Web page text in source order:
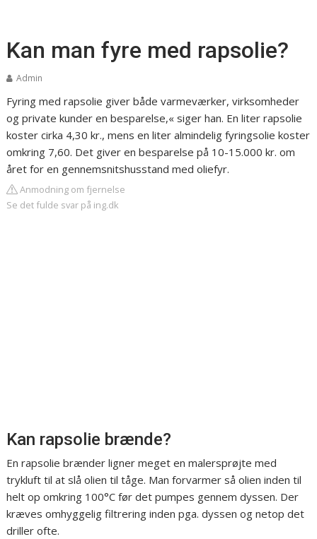
Kan man fyre med rapsolie?
Admin
Fyring med rapsolie giver både varmeværker, virksomheder
og private kunder en besparelse,« siger han. En liter rapsolie
koster cirka 4,30 kr., mens en liter almindelig fyringsolie koster
omkring 7,60. Det giver en besparelse på 10-15.000 kr. om
året for en gennemsnitshusstand med oliefyr.
Anmodning om fjernelse
Se det fulde svar på ing.dk
Kan rapsolie brænde?
En rapsolie brænder ligner meget en malersprøjte med
trykluft til at slå olien til tåge. Man forvarmer så olien inden til
helt op omkring 100°C før det pumpes gennem dyssen. Der
kræves omhyggelig filtrering inden pga. dyssen og netop det
driller ofte.